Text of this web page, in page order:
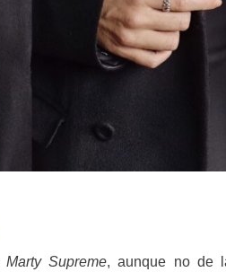
Marty Supreme, aunque no de